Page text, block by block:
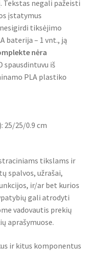
Tekstas negali pažeisti
įstatymus
tiksėjimo
baterija – 1 vnt., ją
nėra
spausdintuvu iš
PLA plastiko
25/0.9 cm
tikslams ir
spalvos, užrašai,
ir/ar bet kurios
gali atrodyti
vadovautis prekių
aprašymuose.
ir kitus komponentus